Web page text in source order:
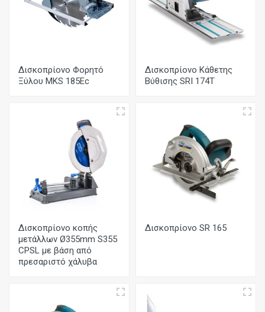
Δισκοπρίονο Φορητό
Ξύλου MKS 185Ec
Δισκοπρίονο Κάθετης
Βύθισης SRI 174T
Δισκοπρίονο κοπής
μετάλλων Ø355mm S355
CPSL με βάση από
πρεσαριστό χάλυβα
Δισκοπρίονο SR 165